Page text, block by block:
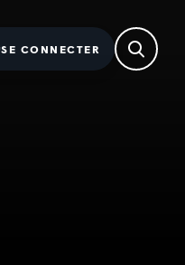
SE CONNECTER